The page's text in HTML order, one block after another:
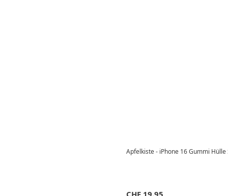
Apfelkiste - iPhone 16 Gummi Hülle
CHF 19.95